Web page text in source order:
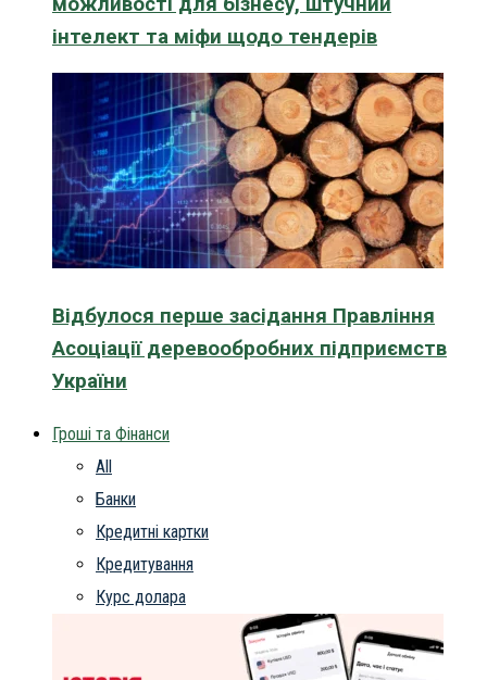
інтелект та міфи щодо тендерів
Відбулося перше засідання Правління
Асоціації деревообробних підприємств
України
Гроші та Фінанси
All
Банки
Кредитні картки
Кредитування
Курс долара